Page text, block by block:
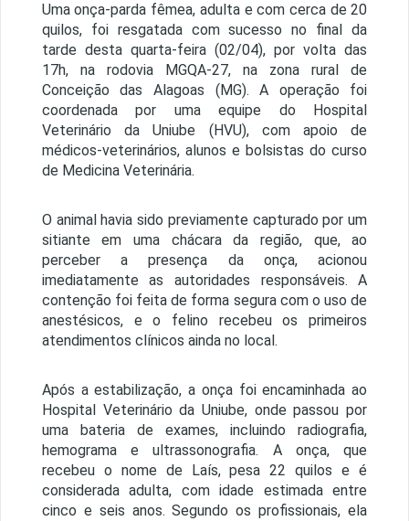
Uma onça-parda fêmea, adulta e com cerca de 20
quilos, foi resgatada com sucesso no final da
tarde desta quarta-feira (02/04), por volta das
17h, na rodovia MGQA-27, na zona rural de
Conceição das Alagoas (MG). A operação foi
coordenada por uma equipe do Hospital
Veterinário da Uniube (HVU), com apoio de
médicos-veterinários, alunos e bolsistas do curso
de Medicina Veterinária.
O animal havia sido previamente capturado por um
sitiante em uma chácara da região, que, ao
perceber a presença da onça, acionou
imediatamente as autoridades responsáveis. A
contenção foi feita de forma segura com o uso de
anestésicos, e o felino recebeu os primeiros
atendimentos clínicos ainda no local.
Após a estabilização, a onça foi encaminhada ao
Hospital Veterinário da Uniube, onde passou por
uma bateria de exames, incluindo radiografia,
hemograma e ultrassonografia. A onça, que
recebeu o nome de Laís, pesa 22 quilos e é
considerada adulta, com idade estimada entre
cinco e seis anos. Segundo os profissionais, ela